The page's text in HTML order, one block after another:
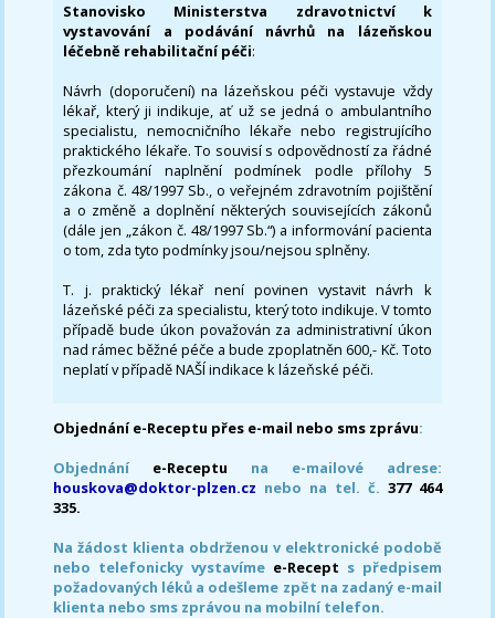
Stanovisko Ministerstva zdravotnictví k
vystavování a podávání návrhů na lázeňskou
léčebně rehabilitační péči:
Návrh (doporučení) na lázeňskou péči vystavuje vždy
lékař, který ji indikuje, ať už se jedná o ambulantního
specialistu, nemocničního lékaře nebo registrujícího
praktického lékaře. To souvisí s odpovědností za řádné
přezkoumání naplnění podmínek podle přílohy 5
zákona č. 48/1997 Sb., o veřejném zdravotním pojištění
a o změně a doplnění některých souvisejících zákonů
(dále jen „zákon č. 48/1997 Sb.“) a informování pacienta
o tom, zda tyto podmínky jsou/nejsou splněny.
T. j. praktický lékař není povinen vystavit návrh k
lázeňské péči za specialistu, který toto indikuje. V tomto
případě bude úkon považován za administrativní úkon
nad rámec běžné péče a bude zpoplatněn 600,- Kč. Toto
neplatí v případě NAŠÍ indikace k lázeňské péči.
Objednání e-Receptu přes e-mail nebo sms zprávu:
Objednání e-Receptu na e-mailové adrese:
houskova@doktor-plzen.cz nebo na tel. č. 377 464
335.
Na žádost klienta obdrženou v elektronické podobě
nebo telefonicky vystavíme e-Recept s předpisem
požadovaných léků a odešleme zpět na zadaný e-mail
klienta nebo sms zprávou na mobilní telefon.